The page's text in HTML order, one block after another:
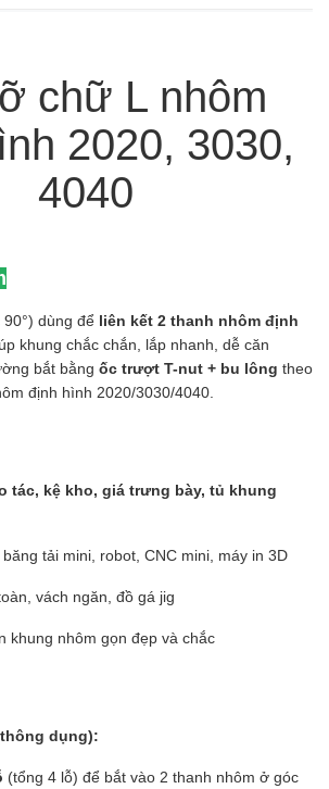
chữ L nhôm
2020, 3030,
4040
dùng để liên kết 2 thanh nhôm định
khung chắc chắn, lắp nhanh, dễ căn
bắt bằng ốc trượt T-nut + bu lông theo
định hình 2020/3030/4040.
tác, kệ kho, giá trưng bày, tủ khung
tải mini, robot, CNC mini, máy in 3D
vách ngăn, đồ gá jig
khung nhôm gọn đẹp và chắc
dụng):
(tổng 4 lỗ) để bắt vào 2 thanh nhôm ở góc